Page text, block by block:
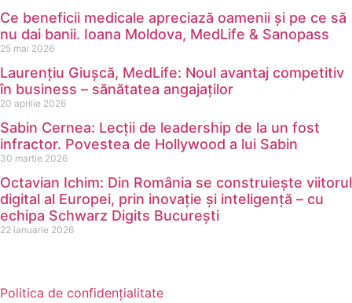
Ce beneficii medicale apreciază oamenii și pe ce să
nu dai banii. Ioana Moldova, MedLife & Sanopass
25 mai 2026
Laurențiu Giușcă, MedLife: Noul avantaj competitiv
în business – sănătatea angajaților
20 aprilie 2026
Sabin Cernea: Lecții de leadership de la un fost
infractor. Povestea de Hollywood a lui Sabin
30 martie 2026
Octavian Ichim: Din România se construiește viitorul
digital al Europei, prin inovație și inteligență – cu
echipa Schwarz Digits București
22 ianuarie 2026
Politica de confidențialitate